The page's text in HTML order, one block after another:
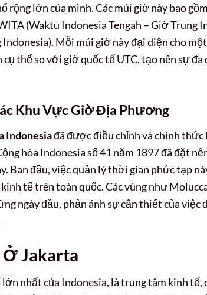
rộng lớn của mình. Các múi giờ này bao
(Waktu Indonesia Tengah – Giờ Trung
Mỗi múi giờ này đại diện cho
thể so với giờ quốc tế UTC, tạo nên sự
Khu Vực Giờ Địa Phương
Indonesiađã được điều chỉnh và chính
hòa Indonesia số 41 năm 1897 đã đặt
Ban đầu, việc quản lý thời gian phức tạp
tế trên toàn quốc. Các vùng như
ngày đầu, phản ánh sự cần thiết của việc
Jakarta
nhất của Indonesia, là trung tâm kinh tế,